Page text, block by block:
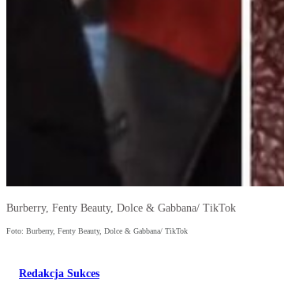
Burberry, Fenty Beauty, Dolce & Gabbana/ TikTok
Foto: Burberry, Fenty Beauty, Dolce & Gabbana/ TikTok
Redakcja Sukces